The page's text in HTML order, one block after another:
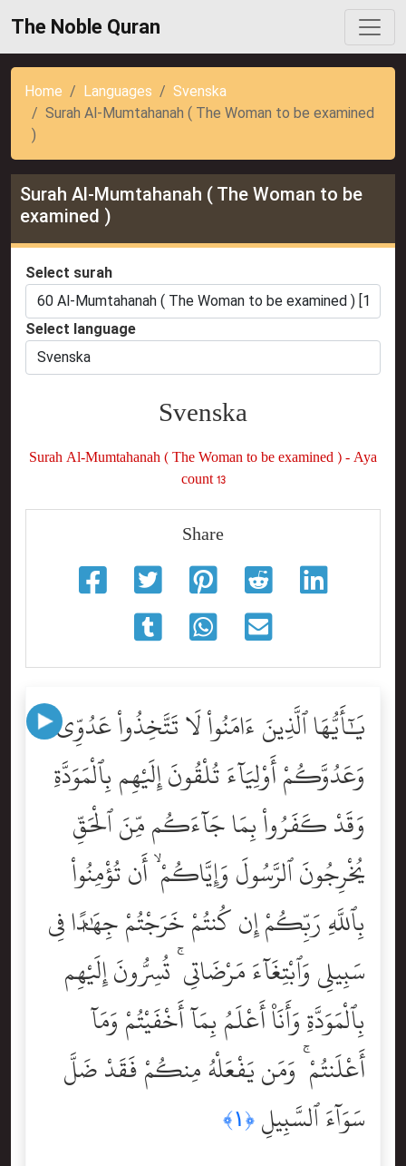
The Noble Quran
Home Languages
Svenska
Surah Al-Mumtahanah ( The Woman to be examined
)
Surah Al-Mumtahanah ( The Woman to be
examined )
Select surah
Select language
Svenska
Surah Al-Mumtahanah ( The Woman to be examined ) - Aya
count 13
Share
يَٰٓأَيُّهَا ٱلَّذِينَ ءَامَنُواْ لَا تَتَّخِذُواْ عَدُوِّى
وَعَدُوَّكُمْ أَوْلِيَآءَ تُلْقُونَ إِلَيْهِم بِٱلْمَوَدَّةِ
وَقَدْ كَفَرُواْ بِمَا جَآءَكُم مِّنَ ٱلْحَقِّ
يُخْرِجُونَ ٱلرَّسُولَ وَإِيَّاكُمْ ۙ أَن تُؤْمِنُواْ
بِٱللَّهِ رَبِّكُمْ إِن كُنتُمْ خَرَجْتُمْ جِهَٰدًۭا فِى
سَبِيلِى وَٱبْتِغَآءَ مَرْضَاتِى ۚ تُسِرُّونَ إِلَيْهِم
بِٱلْمَوَدَّةِ وَأَنَا۠ أَعْلَمُ بِمَآ أَخْفَيْتُمْ وَمَآ
أَعْلَنتُمْ ۚ وَمَن يَفْعَلْهُ مِنكُمْ فَقَدْ ضَلَّ
سَوَآءَ ٱلسَّبِيلِ ﴿١﴾